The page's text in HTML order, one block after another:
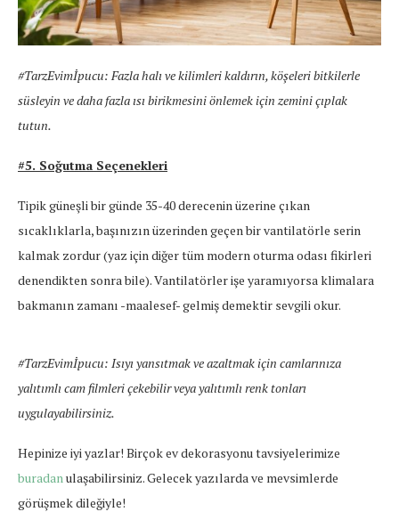
#TarzEvimİpucu: Fazla halı ve kilimleri kaldırın, köşeleri bitkilerle
süsleyin ve daha fazla ısı birikmesini önlemek için zemini çıplak
tutun.
#5. Soğutma Seçenekleri
Tipik güneşli bir günde 35-40 derecenin üzerine çıkan
sıcaklıklarla, başınızın üzerinden geçen bir vantilatörle serin
kalmak zordur (yaz için diğer tüm modern oturma odası fikirleri
denendikten sonra bile). Vantilatörler işe yaramıyorsa klimalara
bakmanın zamanı -maalesef- gelmiş demektir sevgili okur.
#TarzEvimİpucu: Isıyı yansıtmak ve azaltmak için camlarınıza
yalıtımlı cam filmleri çekebilir veya yalıtımlı renk tonları
uygulayabilirsiniz.
Hepinize iyi yazlar! Birçok ev dekorasyonu tavsiyelerimize
buradan ulaşabilirsiniz. Gelecek yazılarda ve mevsimlerde
görüşmek dileğiyle!